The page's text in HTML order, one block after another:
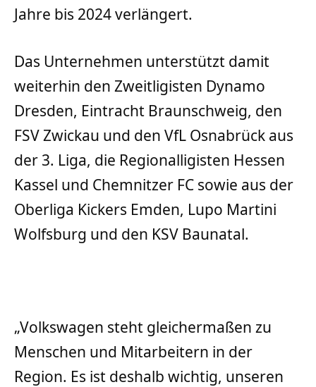
Jahre bis 2024 verlängert.
Das Unternehmen unterstützt damit
weiterhin den Zweitligisten Dynamo
Dresden, Eintracht Braunschweig, den
FSV Zwickau und den VfL Osnabrück aus
der 3. Liga, die Regionalligisten Hessen
Kassel und Chemnitzer FC sowie aus der
Oberliga Kickers Emden, Lupo Martini
Wolfsburg und den KSV Baunatal.
„Volkswagen steht gleichermaßen zu
Menschen und Mitarbeitern in der
Region. Es ist deshalb wichtig, unseren